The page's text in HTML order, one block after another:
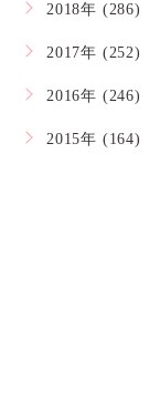
2018年 (286)
2017年 (252)
2016年 (246)
2015年 (164)